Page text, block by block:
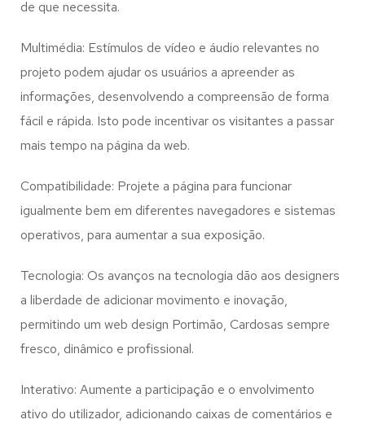
de que necessita.
Multimédia: Estímulos de vídeo e áudio relevantes no
projeto podem ajudar os usuários a apreender as
informações, desenvolvendo a compreensão de forma
fácil e rápida. Isto pode incentivar os visitantes a passar
mais tempo na página da web.
Compatibilidade: Projete a página para funcionar
igualmente bem em diferentes navegadores e sistemas
operativos, para aumentar a sua exposição.
Tecnologia: Os avanços na tecnologia dão aos designers
a liberdade de adicionar movimento e inovação,
permitindo um web design Portimão, Cardosas sempre
fresco, dinâmico e profissional.
Interativo: Aumente a participação e o envolvimento
ativo do utilizador, adicionando caixas de comentários e